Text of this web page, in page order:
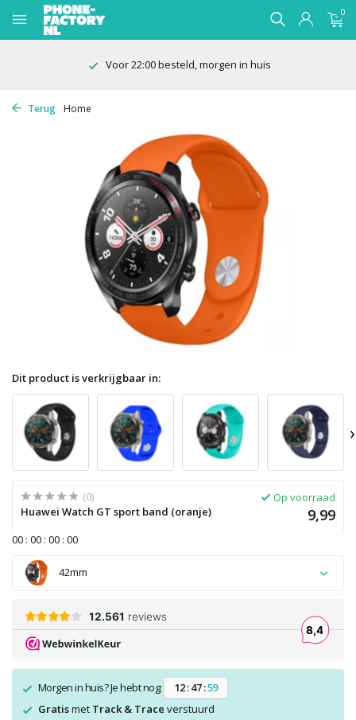
0
Voor 22:00 besteld, morgen in huis
Terug Home
Dit product is verkrijgbaar in:
›
(0)
Huawei Watch GT sport band (oranje)
Op voorraad
9,99
00 : 00 : 00 : 00
42mm
Morgen in huis? Je hebt nog: 12:47:59
Gratismet Track & Trace verstuurd